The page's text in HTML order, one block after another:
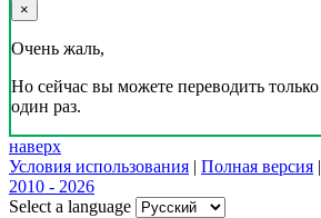
×
Очень жаль,
Но сейчас вы можете переводить только
один раз.
наверх
Условия использования | Полная версия |
2010 - 2026
Select a language